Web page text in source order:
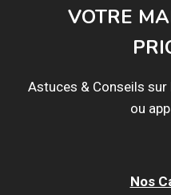
VOTRE
Astuces & Conseils
ou
Nos